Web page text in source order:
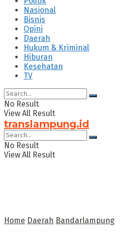
Nasional
Bisnis
Opini
Daerah
Hukum & Kriminal
Hiburan
Kesehatan
TV
No Result
View All Result
translampung.id
No Result
View All Result
Home Daerah Bandarlampung